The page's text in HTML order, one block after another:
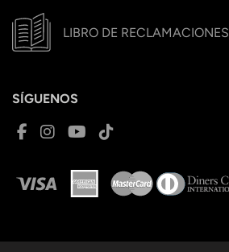
LIBRO DE RECLAMACIONES
SÍGUENOS